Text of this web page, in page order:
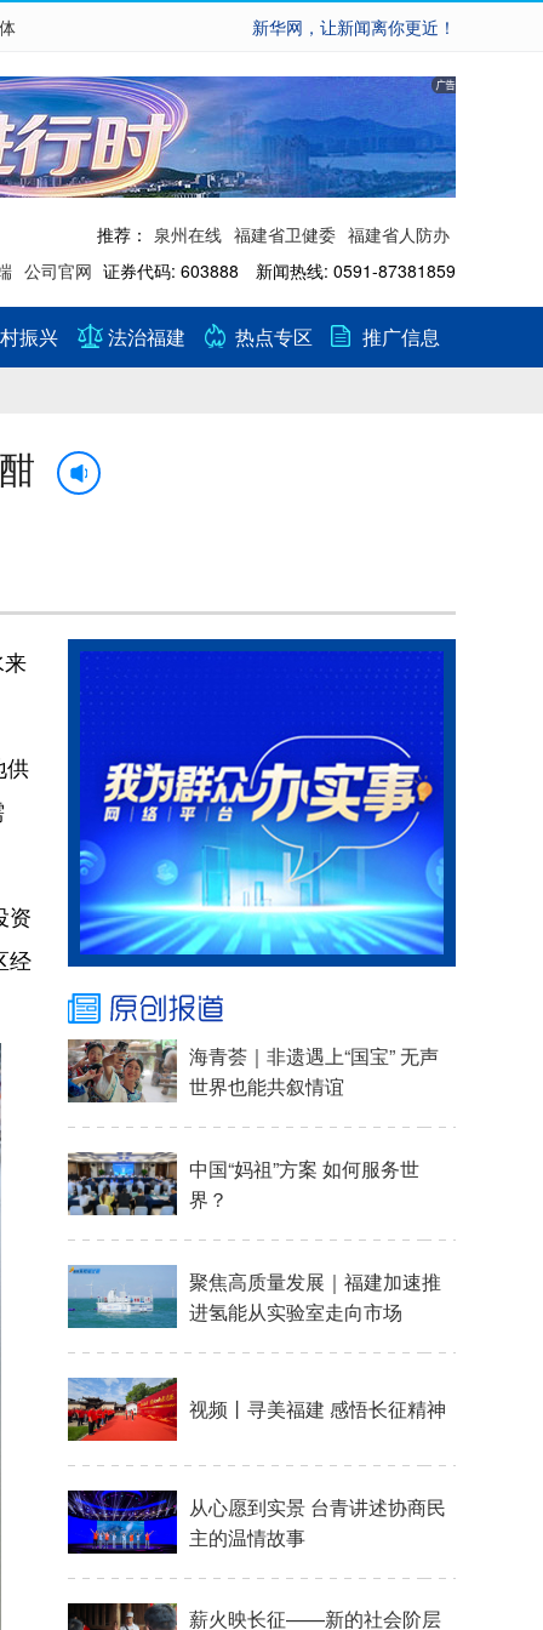
新华网，让新闻离你更近！
推荐： 泉州在线 福建省卫健委 福建省人防办
公司官网 证券代码: 603888 新闻热线: 0591-87381859
振兴 法治福建 热点专区 推广信息
供
资
经